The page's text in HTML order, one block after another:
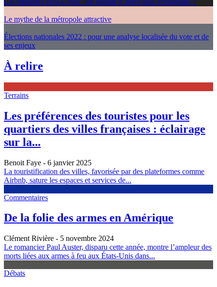
Le mythe de la métropole attractive
Élections nationales 2022 : pour une analyse localisée du vote et de
ses enjeux
À relire
Terrains
Les préférences des touristes pour les
quartiers des villes françaises : éclairage
sur la...
Benoit Faye - 6 janvier 2025
La touristification des villes, favorisée par des plateformes comme
Airbnb, sature les espaces et services de...
Commentaires
De la folie des armes en Amérique
Clément Rivière - 5 novembre 2024
Le romancier Paul Auster, disparu cette année, montre l’ampleur des
morts liées aux armes à feu aux États-Unis dans...
Débats